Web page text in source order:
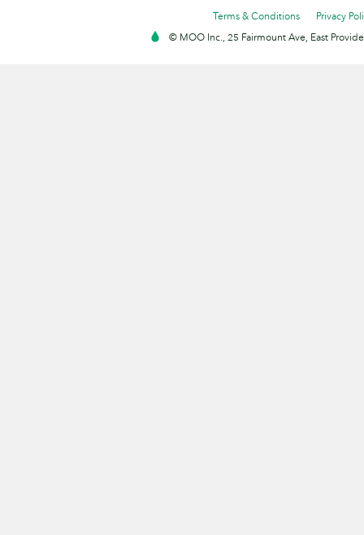
Terms & Conditions
Privacy
© MOO Inc., 25 Fairmount Ave, East